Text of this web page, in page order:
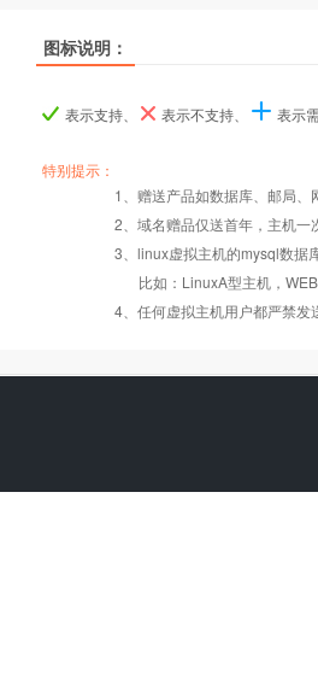
产品名称
Windows2008
版本:5.2.17/
产品名称
错误页面定义
产品名称
数据定期备份
数据自助恢复
图标说明：
表示支持、 表示不支持、 表示
特别提示：
1、赠送产品如数据库、邮局
2、域名赠品仅送首年，主机
3、linux虚拟主机的mysql数据
比如：LinuxA型主机，
4、任何虚拟主机用户都严禁发